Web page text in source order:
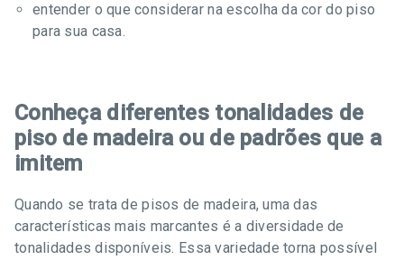
entender o que considerar na escolha da cor do piso
para sua casa.
Conheça diferentes tonalidades de
piso de madeira ou de padrões que a
imitem
Quando se trata de pisos de madeira, uma das
características mais marcantes é a diversidade de
tonalidades disponíveis. Essa variedade torna possível